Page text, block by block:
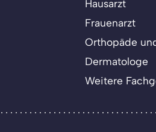
Hausarzt
Frauenarzt
Orthopäde
Dermatologe
Weitere